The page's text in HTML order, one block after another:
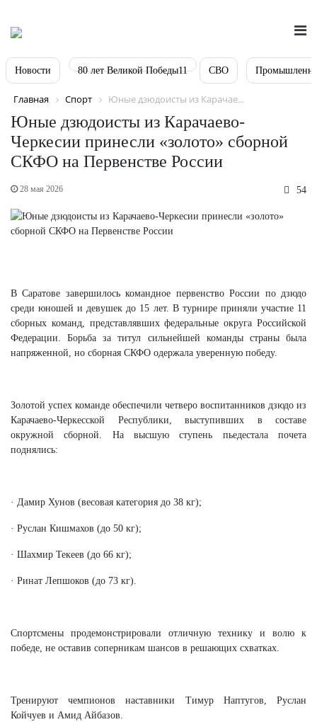
Новости 80 лет Великой Победы11 СВО
Главная Спорт Юные дзюдоисты из Карачае...
Юные дзюдоисты из Карачаево-
Черкесии принесли «золото» сборной
СКФО на Первенстве России
28 мая 2026 54
В Саратове завершилось командное первенство России по дзюдо
среди юношей и девушек до 15 лет. В турнире приняли участие 11
сборных команд, представлявших федеральные округа Российской
Федерации. Борьба за титул сильнейшей команды страны была
напряженной, но сборная СКФО одержала уверенную победу.
Золотой успех команде обеспечили четверо воспитанников дзюдо из
Карачаево-Черкесской Республики, выступивших в составе
окружной сборной. На высшую ступень пьедестала почета
поднялись:
· Дамир Хунов (весовая категория до 38 кг);
· Руслан Кишмахов (до 50 кг);
· Шахмир Текеев (до 66 кг);
· Ринат Лепшоков (до 73 кг).
Спортсмены продемонстрировали отличную технику и волю к
победе, не оставив соперникам шансов в решающих схватках.
Тренируют чемпионов наставники Тимур Наптугов, Руслан
Койчуев и Амид Айбазов.